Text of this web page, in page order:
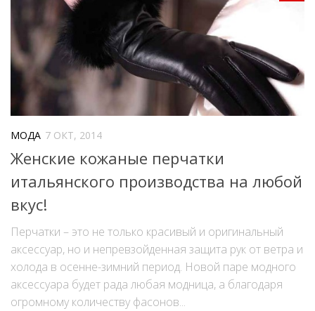
МОДА 7 ОКТ, 2014
Женские кожаные перчатки
итальянского производства на любой
вкус!
Перчатки – это не только красивый и оригинальный
аксессуар, но и непревзойденная защита рук от ветра и
холода в осенне-зимний период. Новой паре модного
аксессуара будет рада любая модница, а благодаря
огромному количеству фасонов...